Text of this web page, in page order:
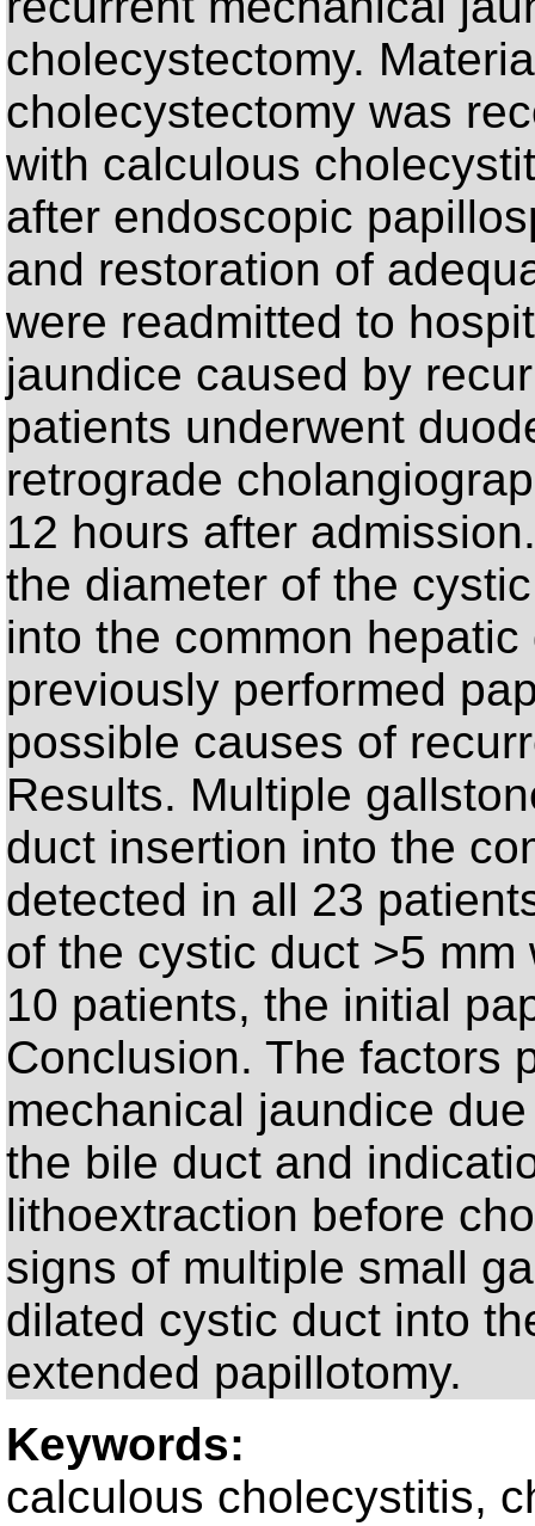
cholecystectomy.
cholecystectomy was
with calculous
after endoscopic
and restoration of
were readmitted to
jaundice caused by
patients underwent
retrograde
12 hours after
the diameter of the
into the common
previously performed
possible causes of
Results. Multiple
duct insertion into the
detected in all 23
of the cystic duct >5
10 patients, the initial
Conclusion. The factors
mechanical jaundice
the bile duct and
lithoextraction before
signs of multiple small
dilated cystic duct into
extended papillotomy.
Keywords:
calculous cholecystitis,